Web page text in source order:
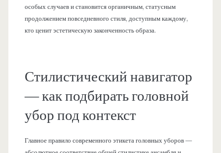
особых случаев и становится органичным, статусным
продолжением повседневного стиля, доступным каждому,
кто ценит эстетическую законченность образа.
Стилистический навигатор
— как подбирать головной
убор под контекст
Главное правило современного этикета головных уборов —